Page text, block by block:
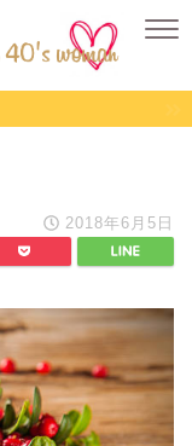
2018年6月5日